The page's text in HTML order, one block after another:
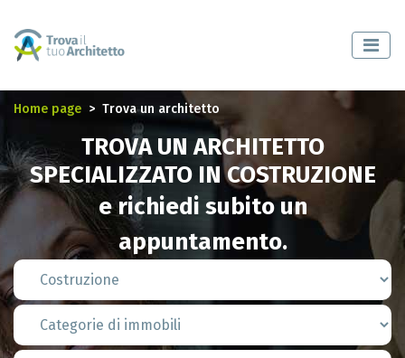
Home page Trova un architetto
TROVA UN ARCHITETTO
SPECIALIZZATO IN COSTRUZIONE
e richiedi subito un
appuntamento.